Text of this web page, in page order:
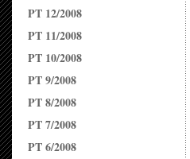
PT 12/2008
PT 11/2008
PT 10/2008
PT 9/2008
PT 8/2008
PT 7/2008
PT 6/2008